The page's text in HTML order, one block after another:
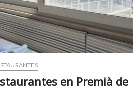
en Premià de